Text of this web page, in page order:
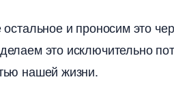
и проносим это
это исключительно
нашей жизни.